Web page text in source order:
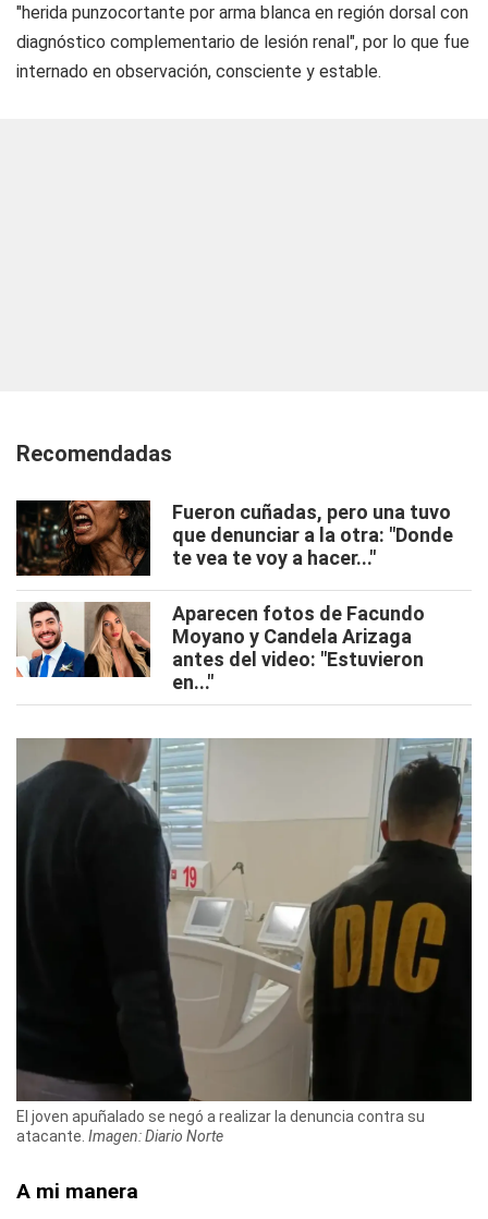
"herida punzocortante por arma blanca en región dorsal con
diagnóstico complementario de lesión renal", por lo que fue
internado en observación, consciente y estable.
Recomendadas
Fueron cuñadas, pero una tuvo
que denunciar a la otra: "Donde
te vea te voy a hacer..."
Aparecen fotos de Facundo
Moyano y Candela Arizaga
antes del video: "Estuvieron
en..."
El joven apuñalado se negó a realizar la denuncia contra su
atacante. Imagen: Diario Norte
A mi manera